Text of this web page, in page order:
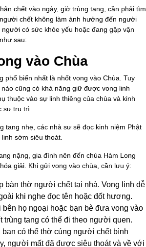
chết vào ngày, giờ trùng tang, cần phải tìm
chết không làm ảnh hưởng đến người
có sức khỏe yếu hoặc đang gặp vận
sau:
vào Chùa
phổ biến nhất là nhốt vong vào Chùa. Tuy
cũng có khả năng giữ được vong linh
thuộc vào sự linh thiêng của chùa và kinh
sư trụ trì.
tang nhẹ, các nhà sư sẽ đọc kinh niệm Phật
sớm siêu thoát.
nặng, gia đình nên đến chùa Hàm Long
giải. Khi gửi vong vào chùa, cần lưu ý:
bàn thờ người chết tại nhà. Vong linh dễ
khi nghe đọc tên hoặc đốt hương.
họ ngoại hoặc bạn bè đưa vong vào
trùng tang có thể đi theo người quen.
bạn có thể thờ cúng người chết bình
người mất đã được siêu thoát và về với